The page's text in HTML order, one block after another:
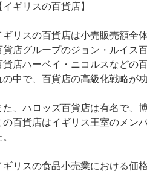
イギリスの百貨店】
ギリスの百貨店は小売販売額全
貨店グループのジョン・ルイス
貨店ハーベイ・ニコルスなどの
の中で、百貨店の高級化戦略が
た、ハロッズ百貨店は有名で、
の百貨店はイギリス王室のメン
ギリスの食品小売業における価